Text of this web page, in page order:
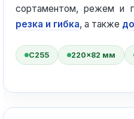
сортаментом, режем и
резка и гибка, а также
С255 220×82 мм